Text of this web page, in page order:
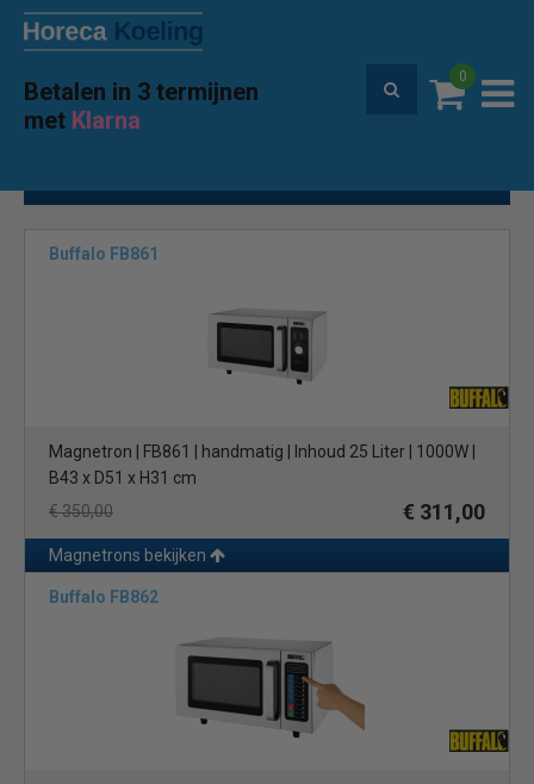
Betalen in 3 termijnen
met Klarna
0
Premium service en garantie
Home Koken & Bakken
Buffalo FB861
Magnetron | FB861 | handmatig | Inhoud 25 Liter | 1000W |
B43 x D51 x H31 cm
€ 350,00
€ 311,00
Magnetrons bekijken
Buffalo FB862